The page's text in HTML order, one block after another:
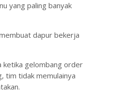
yang paling banyak
dapur bekerja
ketika gelombang order
tim tidak memulainya